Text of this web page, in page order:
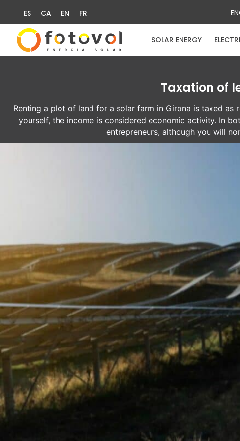
ES CA EN FR
SOLAR ENERGY
Taxation of
Renting a plot of land for a solar farm in Girona is taxed
yourself, the income is considered economic activity. In
entrepreneurs, although you will